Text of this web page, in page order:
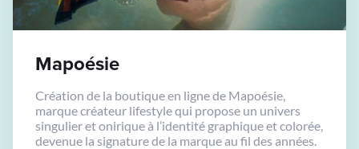
Mapoésie
Création de la boutique en ligne de Mapoésie,
marque créateur lifestyle qui propose un univers
singulier et onirique à l’identité graphique et colorée,
devenue la signature de la marque au fil des années.